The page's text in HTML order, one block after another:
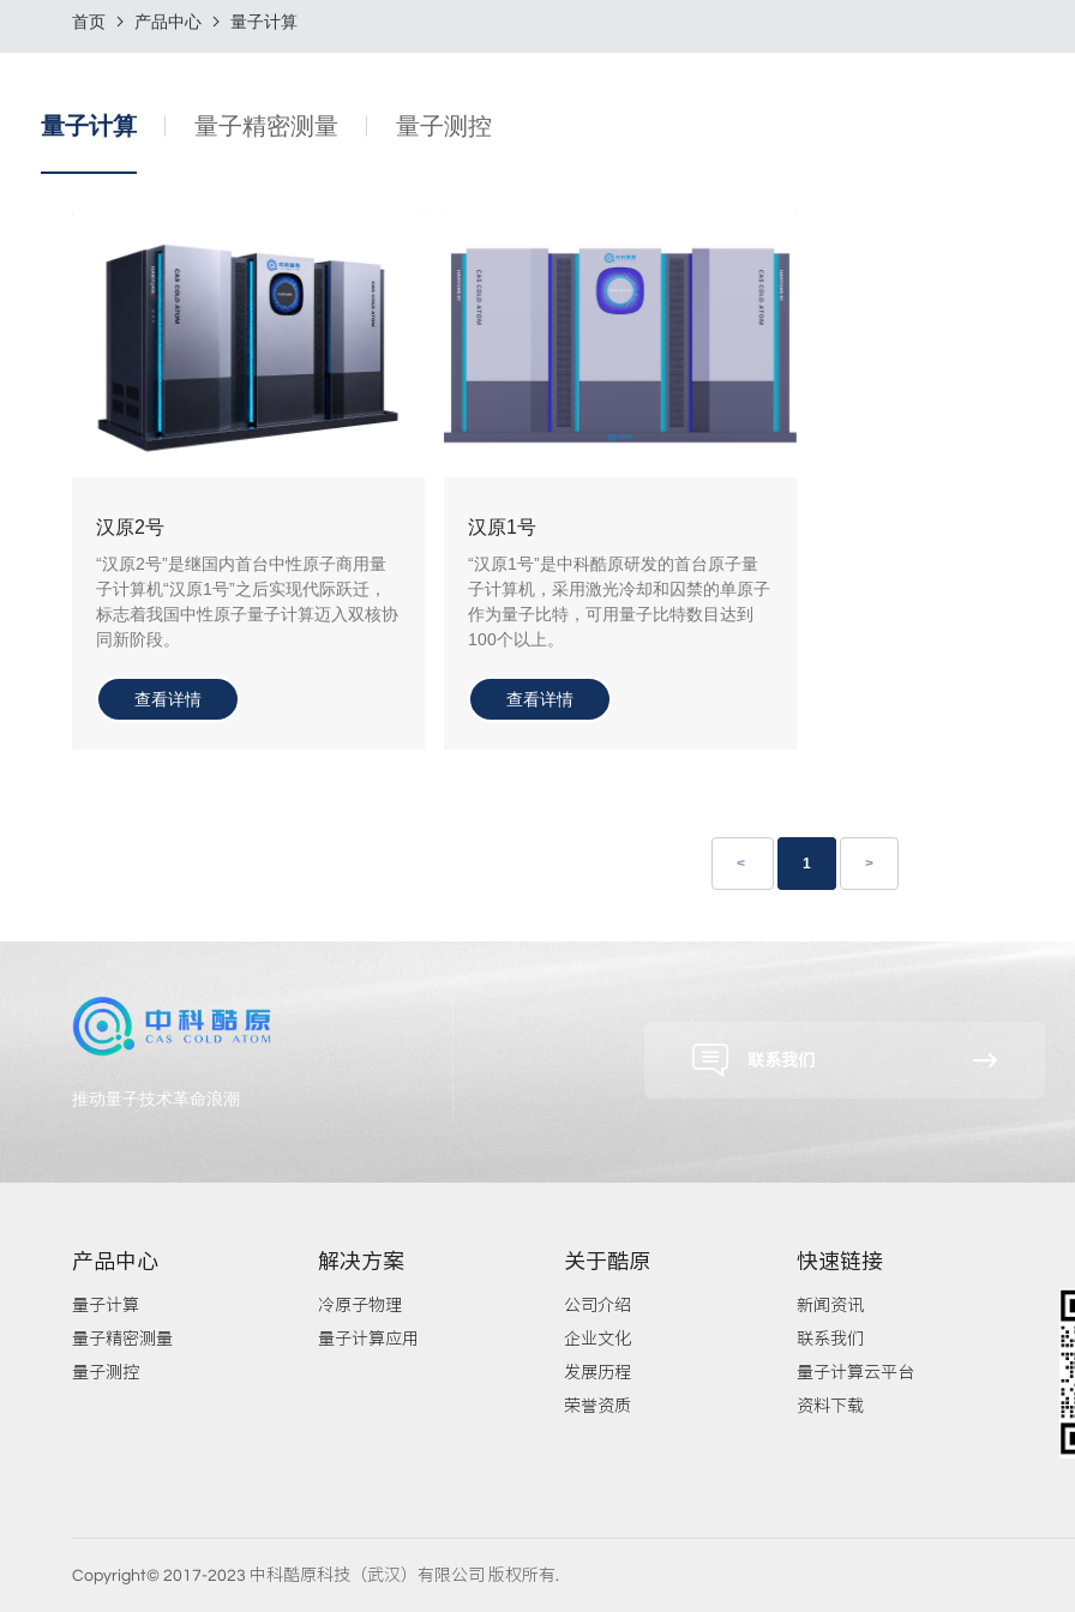
首页 产品中心 量子计算
量子计算 量子精密测量 量子测控
汉原2号
“汉原2号”是继国内首台中性原子商用量
子计算机“汉原1号”之后实现代际跃迁，
标志着我国中性原子量子计算迈入双核协
同新阶段。
查看详情
汉原1号
“汉原1号”是中科酷原研发的首台原子量
子计算机，采用激光冷却和囚禁的单原子
作为量子比特，可用量子比特数目达到
100个以上。
查看详情
< 1 >
推动量子技术革命浪潮
联系我们
产品中心
量子计算
量子精密测量
量子测控
解决方案
冷原子物理
量子计算应用
关于酷原
公司介绍
企业文化
发展历程
荣誉资质
快速链接
新闻资讯
联系我们
量子计算云平台
资料下载
Copyright© 2017-2023 中科酷原科技（武汉）有限公司 版权所有.